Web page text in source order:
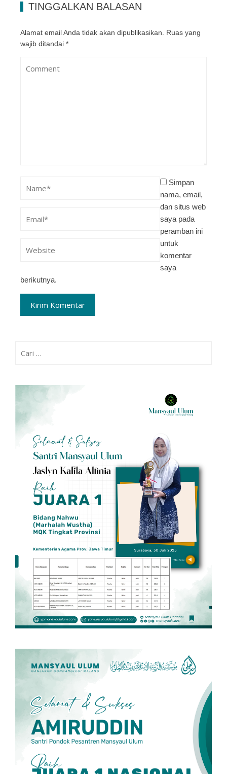
TINGGALKAN BALASAN
Alamat email Anda tidak akan dipublikasikan.
Ruas yang
wajib ditandai *
Simpan
nama, email,
dan situs web
saya pada
peramban ini
untuk
komentar
saya
berikutnya.
untuk: